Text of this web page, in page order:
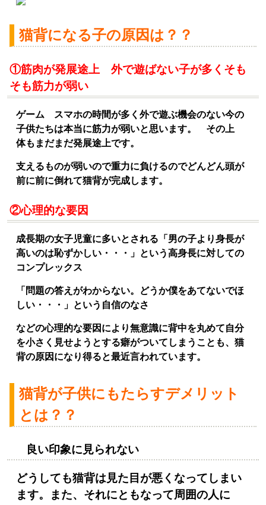
猫背になる子の原因は？？
①筋肉が発展途上 外で遊ばない子が多くそも
そも筋力が弱い
ゲーム スマホの時間が多く外で遊ぶ機会のない今の
子供たちは本当に筋力が弱いと思います。 その上
体もまだまだ発展途上です。
支えるものが弱いので重力に負けるのでどんどん頭が
前に前に倒れて猫背が完成します。
②心理的な要因
成長期の女子児童に多いとされる「男の子より身長が
高いのは恥ずかしい・・・」という高身長に対しての
コンプレックス
「問題の答えがわからない。どうか僕をあてないでほ
しい・・・」という自信のなさ
などの心理的な要因により無意識に背中を丸めて自分
を小さく見せようとする癖がついてしまうことも、猫
背の原因になり得ると最近言われています。
猫背が子供にもたらすデメリット
とは？？
良い印象に見られない
どうしても猫背は見た目が悪くなってしまい
ます。また、それにともなって周囲の人に